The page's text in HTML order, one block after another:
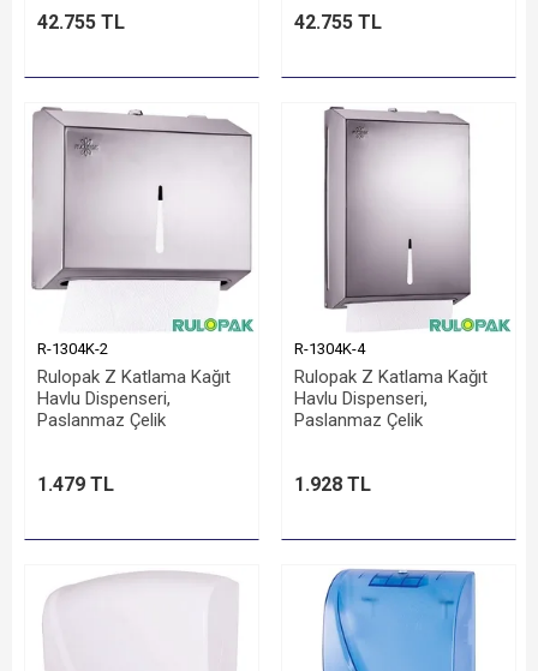
42.755 TL 42.755 TL
R-1304K-2
Rulopak Z Katlama Kağıt
Havlu Dispenseri,
Paslanmaz Çelik
1.479 TL
R-1304K-4
Rulopak Z Katlama Kağıt
Havlu Dispenseri,
Paslanmaz Çelik
1.928 TL